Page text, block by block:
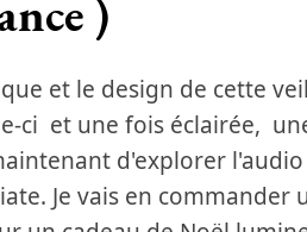
)
et le design de cette
ci et une fois éclairée,
d'explorer
Je vais en commander